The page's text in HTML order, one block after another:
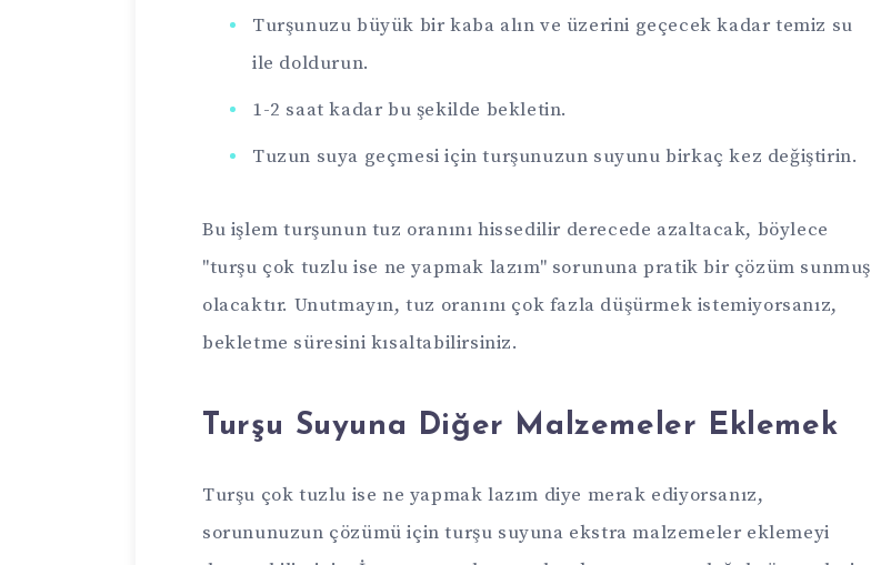
Turşunuzu büyük bir kaba alın ve üzerini geçecek kadar temiz su
ile doldurun.
1-2 saat kadar bu şekilde bekletin.
Tuzun suya geçmesi için turşunuzun suyunu birkaç kez değiştirin.
Bu işlem turşunun tuz oranını hissedilir derecede azaltacak, böylece
"turşu çok tuzlu ise ne yapmak lazım" sorununa pratik bir çözüm sunmuş
olacaktır. Unutmayın, tuz oranını çok fazla düşürmek istemiyorsanız,
bekletme süresini kısaltabilirsiniz.
Turşu Suyuna Diğer Malzemeler Eklemek
Turşu çok tuzlu ise ne yapmak lazım diye merak ediyorsanız,
sorununuzun çözümü için turşu suyuna ekstra malzemeler eklemeyi